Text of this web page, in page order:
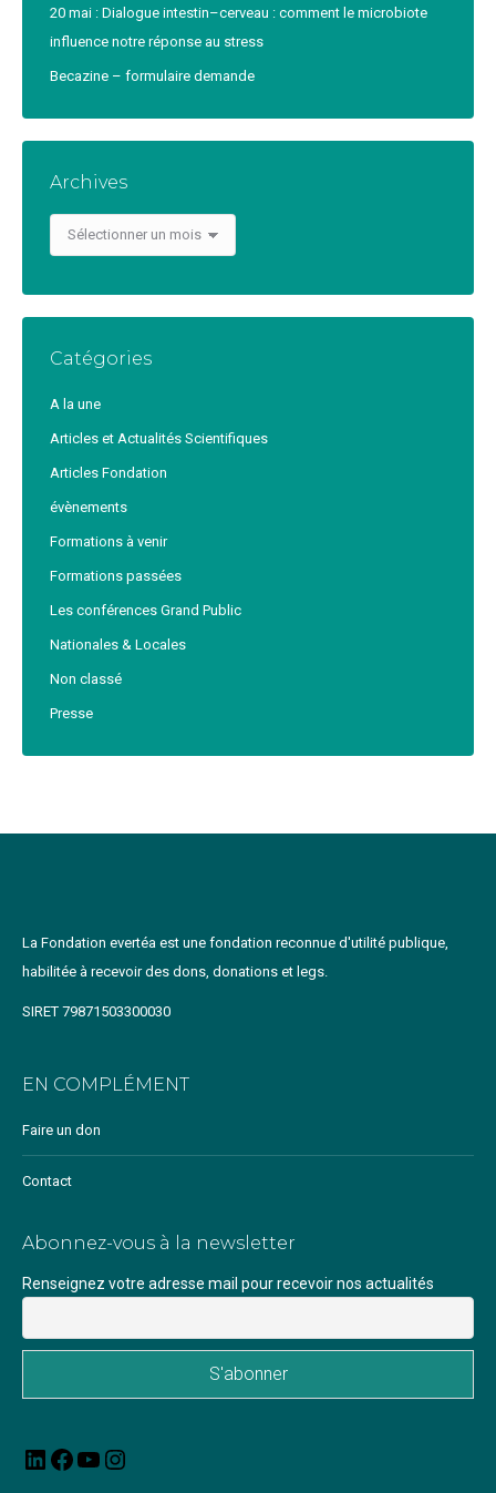
20 mai : Dialogue intestin–cerveau : comment le microbiote
influence notre réponse au stress
Becazine – formulaire demande
Archives
Archives
Catégories
A la une
Articles et Actualités Scientifiques
Articles Fondation
évènements
Formations à venir
Formations passées
Les conférences Grand Public
Nationales & Locales
Non classé
Presse
La Fondation evertéa est une fondation reconnue d'utilité publique,
habilitée à recevoir des dons, donations et legs.
SIRET 79871503300030
EN COMPLÉMENT
Faire un don
Contact
Abonnez-vous à la newsletter
Renseignez votre adresse mail pour recevoir nos actualités
LinkedInFacebook
YouTube